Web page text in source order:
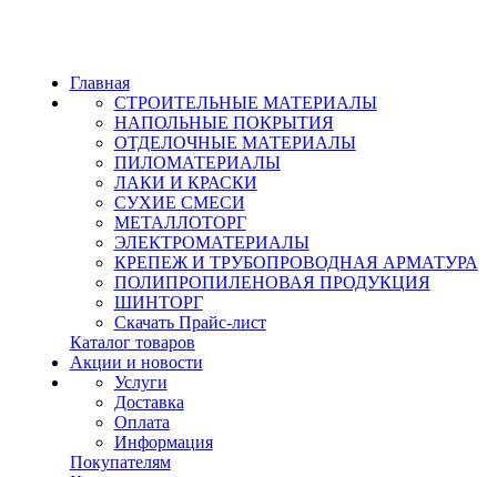
Главная
СТРОИТЕЛЬНЫЕ МАТЕРИАЛЫ
НАПОЛЬНЫЕ ПОКРЫТИЯ
ОТДЕЛОЧНЫЕ МАТЕРИАЛЫ
ПИЛОМАТЕРИАЛЫ
ЛАКИ И КРАСКИ
СУХИЕ СМЕСИ
МЕТАЛЛОТОРГ
ЭЛЕКТРОМАТЕРИАЛЫ
КРЕПЕЖ И ТРУБОПРОВОДНАЯ АРМАТУРА
ПОЛИПРОПИЛЕНОВАЯ ПРОДУКЦИЯ
ШИНТОРГ
Скачать Прайс-лист
Каталог товаров
Акции и новости
Услуги
Доставка
Оплата
Информация
Покупателям